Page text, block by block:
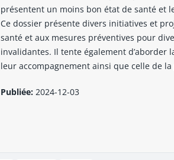
présentent un moins bon état de santé et
Ce dossier présente divers initiatives et
santé et aux mesures préventives pour
invalidantes. Il tente également d’aborder
leur accompagnement ainsi que celle de
Publiée: 2024-12-03